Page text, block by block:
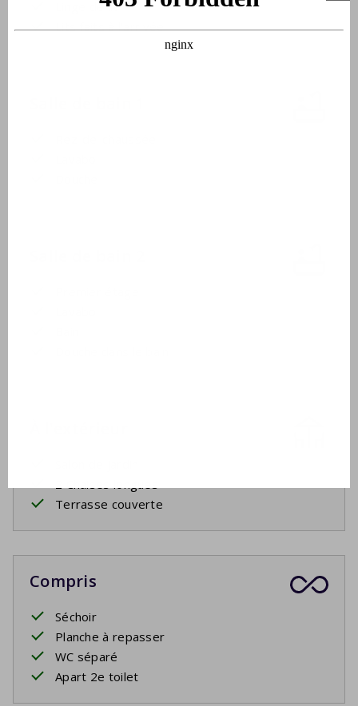
Linge de lit
Lits faits à l'arrivée
Terrasse couverte
Compris
Séchoir
Planche à repasser
WC séparé
Apart 2e toilet